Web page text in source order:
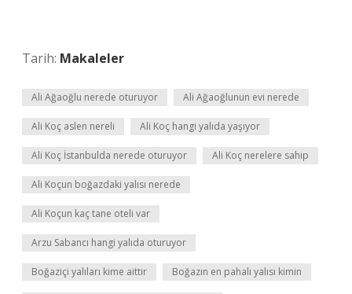
Tarih: Makaleler
Ali Ağaoğlu nerede oturuyor Ali Ağaoğlunun evi nerede
Ali Koç aslen nereli Ali Koç hangi yalıda yaşıyor
Ali Koç İstanbulda nerede oturuyor Ali Koç nerelere sahip
Ali Koçun boğazdaki yalısı nerede
Ali Koçun kaç tane oteli var
Arzu Sabancı hangi yalıda oturuyor
Boğaziçi yalıları kime aittir Boğazın en pahalı yalısı kimin